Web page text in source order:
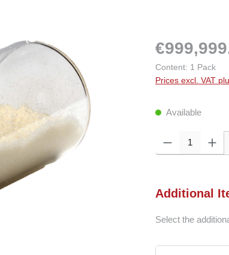
Content: 1 Pack
Prices excl. VAT
Available
Product Quantity:
Additional
Select the